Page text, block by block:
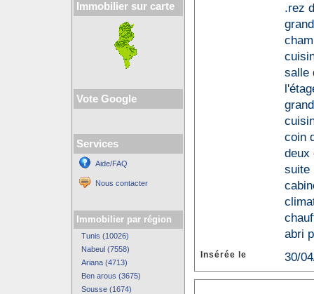
Immobilier sur carte
Vote Google
Services
Aide/FAQ
Nous contacter
Immobilier par région
Tunis (10026)
Nabeul (7558)
Ariana (4713)
Ben arous (3675)
Sousse (1674)
.rez
salle
coin
deux
abri
Insérée le 30/